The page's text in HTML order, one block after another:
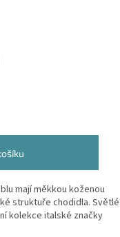
mají měkkou koženou
struktuře chodidla. Světlé
kolekce italské značky